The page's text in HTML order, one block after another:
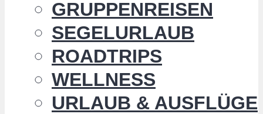
GRUPPENREISEN
SEGELURLAUB
ROADTRIPS
WELLNESS
URLAUB & AUSFLÜGE